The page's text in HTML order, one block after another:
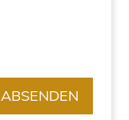
ABSENDEN